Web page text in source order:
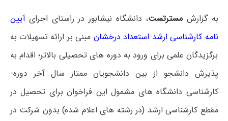
به گزارش مسترتست، دانشگاه نیشابور در راستای اجرایآیین
نامه کارشناسی ارشد استعداد درخشان مبنی بر ارائه تسهیلات به
برگزیدگان علمی برای ورود به دوره های تحصیلی بالاتر؛ اقدام به
پذیرش دانشجو از بین دانشجویان ممتاز سال آخر دوره­
کارشناسی دانشگاه­ های مشمول این فراخوان برای تحصیل در
مقطع کارشناسی ارشد (در رشته های اعلام شده) بدون شرکت در